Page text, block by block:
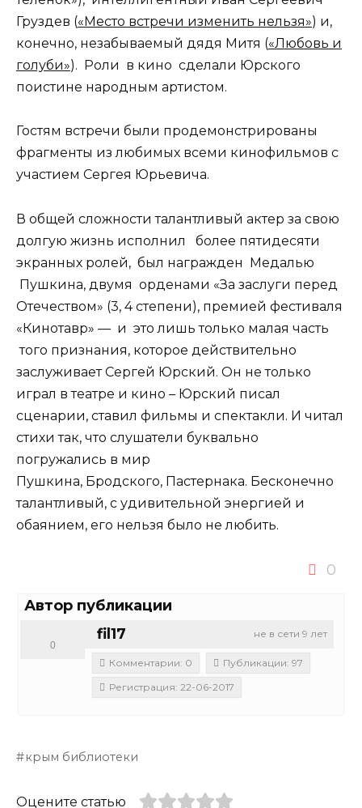
Груздев («Место встречи изменить нельзя») и,
конечно, незабываемый дядя Митя («Любовь и
голуби»). Роли в кино сделали Юрского
поистине народным артистом.
Гостям встречи были продемонстрированы
фрагменты из любимых всеми кинофильмов с
участием Сергея Юрьевича.
В общей сложности талантливый актер за свою
долгую жизнь исполнил более пятидесяти
экранных ролей, был награжден Медалью
Пушкина, двумя орденами «За заслуги перед
Отечеством» (3, 4 степени), премией фестиваля
«Кинотавр» — и это лишь только малая часть
того признания, которое действительно
заслуживает Сергей Юрский. Он не только
играл в театре и кино – Юрский писал
сценарии, ставил фильмы и спектакли. И читал
стихи так, что слушатели буквально
погружались в мир
Пушкина, Бродского, Пастернака. Бесконечно
талантливый, с удивительной энергией и
обаянием, его нельзя было не любить.
0
Автор публикации
не в сети 9 лет
fil17
0
Комментарии: 0
Публикации: 97
Регистрация: 22-06-2017
крым библиотеки
Оцените статью